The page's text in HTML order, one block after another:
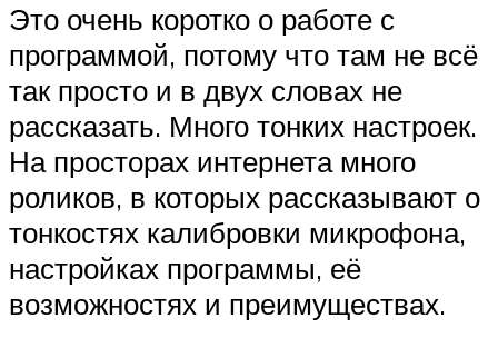
Это очень коротко о работе с
программой, потому что там не всё
так просто и в двух словах не
рассказать. Много тонких настроек.
На просторах интернета много
роликов, в которых рассказывают о
тонкостях калибровки микрофона,
настройках программы, её
возможностях и преимуществах.